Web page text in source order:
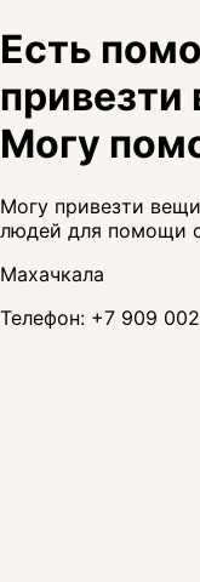
Есть
Могу
Могу привезти
людей для помощи
Махачкала
Телефон: +7 909